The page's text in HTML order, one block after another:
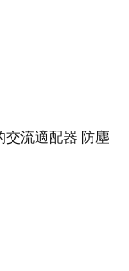
交流適配器 防塵